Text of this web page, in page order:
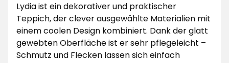
Lydia ist ein dekorativer und praktischer
Teppich, der clever ausgewählte Materialien mit
einem coolen Design kombiniert. Dank der glatt
gewebten Oberfläche ist er sehr pflegeleicht –
Schmutz und Flecken lassen sich einfach